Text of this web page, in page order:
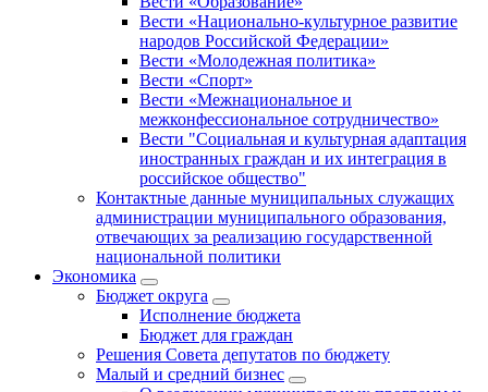
Вести «Национально-культурное развитие
народов Российской Федерации»
Вести «Молодежная политика»
Вести «Спорт»
Вести «Межнациональное и
межконфессиональное сотрудничество»
Вести "Социальная и культурная адаптация
иностранных граждан и их интеграция в
российское общество"
Контактные данные муниципальных служащих
администрации муниципального образования,
отвечающих за реализацию государственной
национальной политики
Экономика
Бюджет округa
Исполнение бюджета
Бюджет для граждан
Решения Совета депутатов по бюджету
Малый и средний бизнес